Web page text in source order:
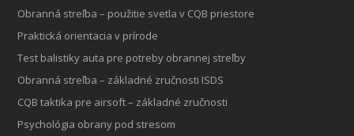
Obranná streľba – použitie svetla v CQB priestore
Praktická orientacia v prírode
Test balistiky auta pre potreby obrannej streľby
Obranná streľba – základné zručnosti ISDS
CQB taktika pre airsoft – základné zručnosti
Psychológia obrany pod stresom